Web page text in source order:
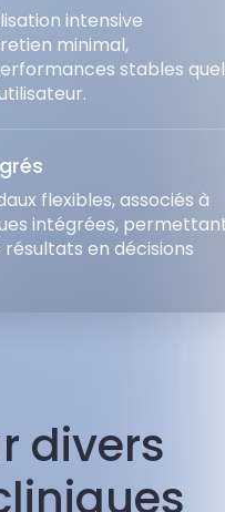
intensive
minimal,
stables quel
flexibles, associés à
intégrées,
en décisions
divers